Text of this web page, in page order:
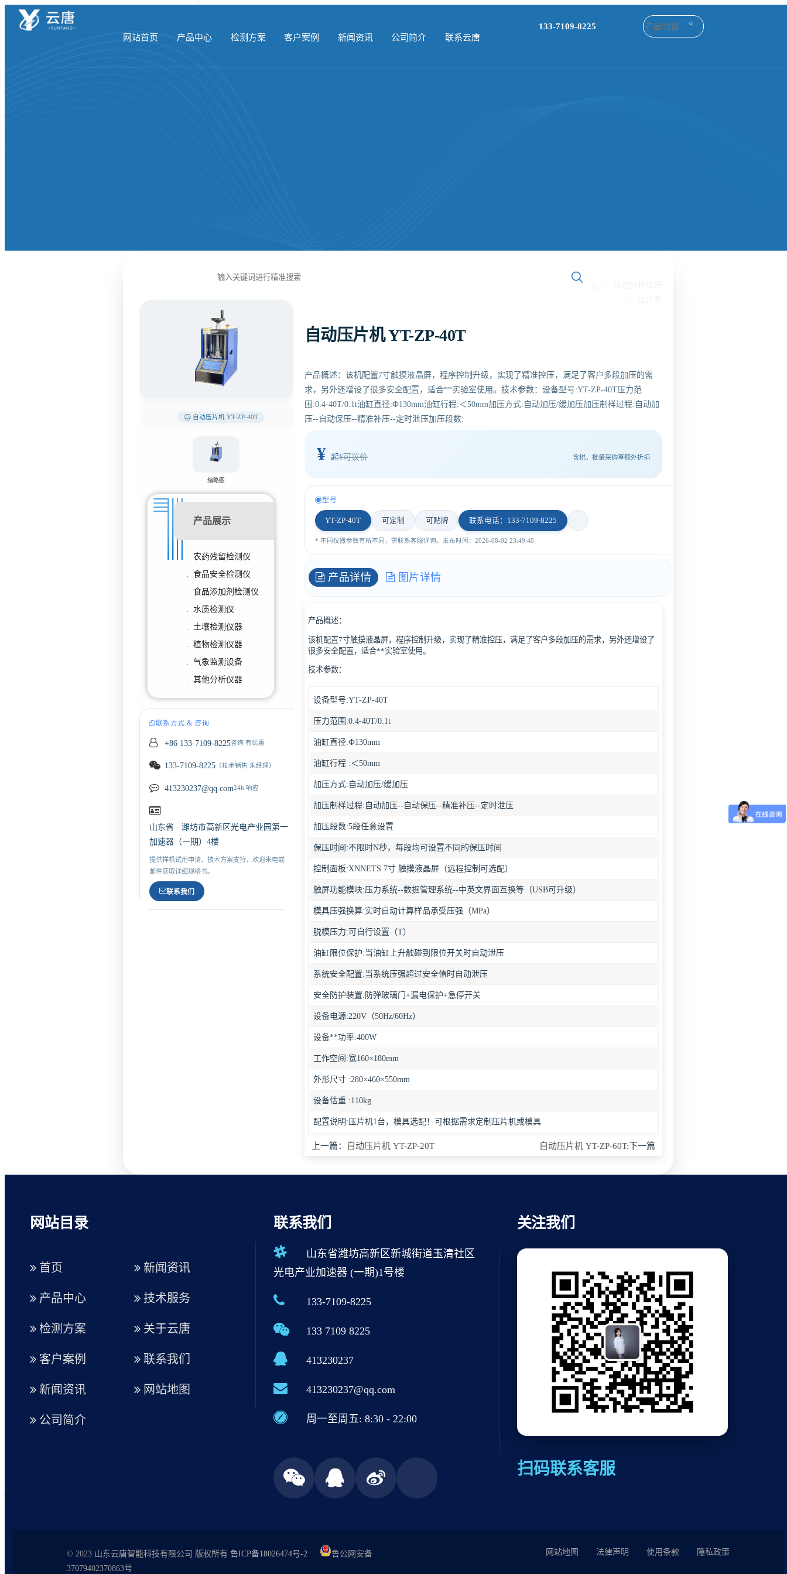
网站首页 产品中心 检测方案 客户案例 新闻资讯 公司简介 联系云唐
133-7109-8225
自动压片机 YT-ZP-40T
缩略图
产品展示
. 农药残留检测仪
. 食品安全检测仪
. 食品添加剂检测仪
. 水质检测仪
. 土壤检测仪器
. 植物检测仪器
. 气象监测设备
. 其他分析仪器
联系方式 & 咨询
+86 133-7109-8225咨询 有优惠
133-7109-8225（技术销售 朱经理）
413230237@qq.com24h 响应
山东省 · 潍坊市高新区光电产业园第一
加速器（一期）4楼
提供样机试用申请、技术方案支持，欢迎来电或
邮件获取详细规格书。
联系我们
产品中心
自动压片机 YT-ZP-40T
产品概述：该机配置7寸触摸液晶屏，程序控制升级，实现了精准控压，满足了客户多段加压的需
求，另外还增设了很多安全配置，适合**实验室使用。技术参数：设备型号:YT-ZP-40T压力范
围:0.4-40T/0.1t油缸直径:Ф130mm油缸行程:＜50mm加压方式:自动加压/缓加压加压制样过程:自动加
压--自动保压--精准补压--定时泄压加压段数:
¥ 起¥可议价 含税，批量采购享额外折扣
型号
YT-ZP-40T 可定制 可贴牌 联系电话：133-7109-8225
* 不同仪器参数有所不同，需联系客服详询。发布时间：2026-08-02 23:49:40
产品详情 图片详情
产品概述：
该机配置7寸触摸液晶屏，程序控制升级，实现了精准控压，满足了客户多段加压的需求，另外还增设了
很多安全配置，适合**实验室使用。
技术参数：
设备型号:YT-ZP-40T
压力范围:0.4-40T/0.1t
油缸直径:Ф130mm
油缸行程 :＜50mm
加压方式:自动加压/缓加压
加压制样过程:自动加压--自动保压--精准补压--定时泄压
加压段数:5段任意设置
保压时间:不限时N秒，每段均可设置不同的保压时间
控制面板:XNNETS 7寸 触摸液晶屏（远程控制可选配）
触屏功能模块:压力系统--数据管理系统--中英文界面互换等（USB可升级）
模具压强换算:实时自动计算样品承受压强（MPa）
脱模压力:可自行设置（T）
油缸限位保护:当油缸上升触碰到限位开关时自动泄压
系统安全配置:当系统压强超过安全值时自动泄压
安全防护装置:防弹玻璃门+漏电保护+急停开关
设备电源:220V（50Hz/60Hz）
设备**功率:400W
工作空间:宽160×180mm
外形尺寸 :280×460×550mm
设备估重 :110kg
配置说明:压片机1台，模具选配！可根据需求定制压片机或模具
上一篇： 自动压片机 YT-ZP-20T 自动压片机 YT-ZP-60T:下一篇
网站目录
首页
产品中心
检测方案
客户案例
新闻资讯
公司简介
新闻资讯
技术服务
关于云唐
联系我们
网站地图
联系我们
山东省潍坊高新区新城街道玉清社区
光电产业加速器 (一期)1号楼
133-7109-8225
133 7109 8225
413230237
413230237@qq.com
周一至周五: 8:30 - 22:00
关注我们
扫码联系客服
© 2023 山东云唐智能科技有限公司 版权所有 鲁ICP备18026474号-2
鲁公网安备
37079402370863号
隐私政策
使用条款
法律声明
网站地图